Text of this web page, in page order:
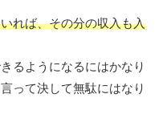
れば、その分の収入も入
るようになるにはかなり
って決して無駄にはなり